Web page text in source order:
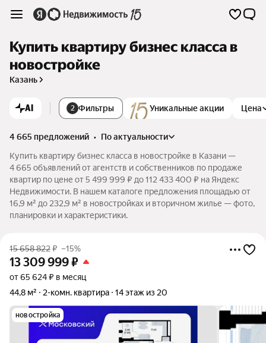
Купить квартиру бизнес класса в
новостройке
Казань
AI 2 Фильтры Уникальные акции Цена
4 665 предложений •
по актуальности
Купить квартиру бизнес класса в новостройке в Казани —
4 665 объявлений от агентств и собственников по продаже
квартир по цене от 5 499 999 ₽ до 112 433 400 ₽ на Яндекс
Недвижимости. В нашем каталоге предложения площадью от
16,9 м² до 232,9 м² в новостройках и вторичном жилье — фото,
планировки и характеристики.
15 658 822₽ –15%
13 309 999₽
от 65 624 ₽ в месяц
44,8 м²
2-комн. квартира 14 этаж из 20
новостройка